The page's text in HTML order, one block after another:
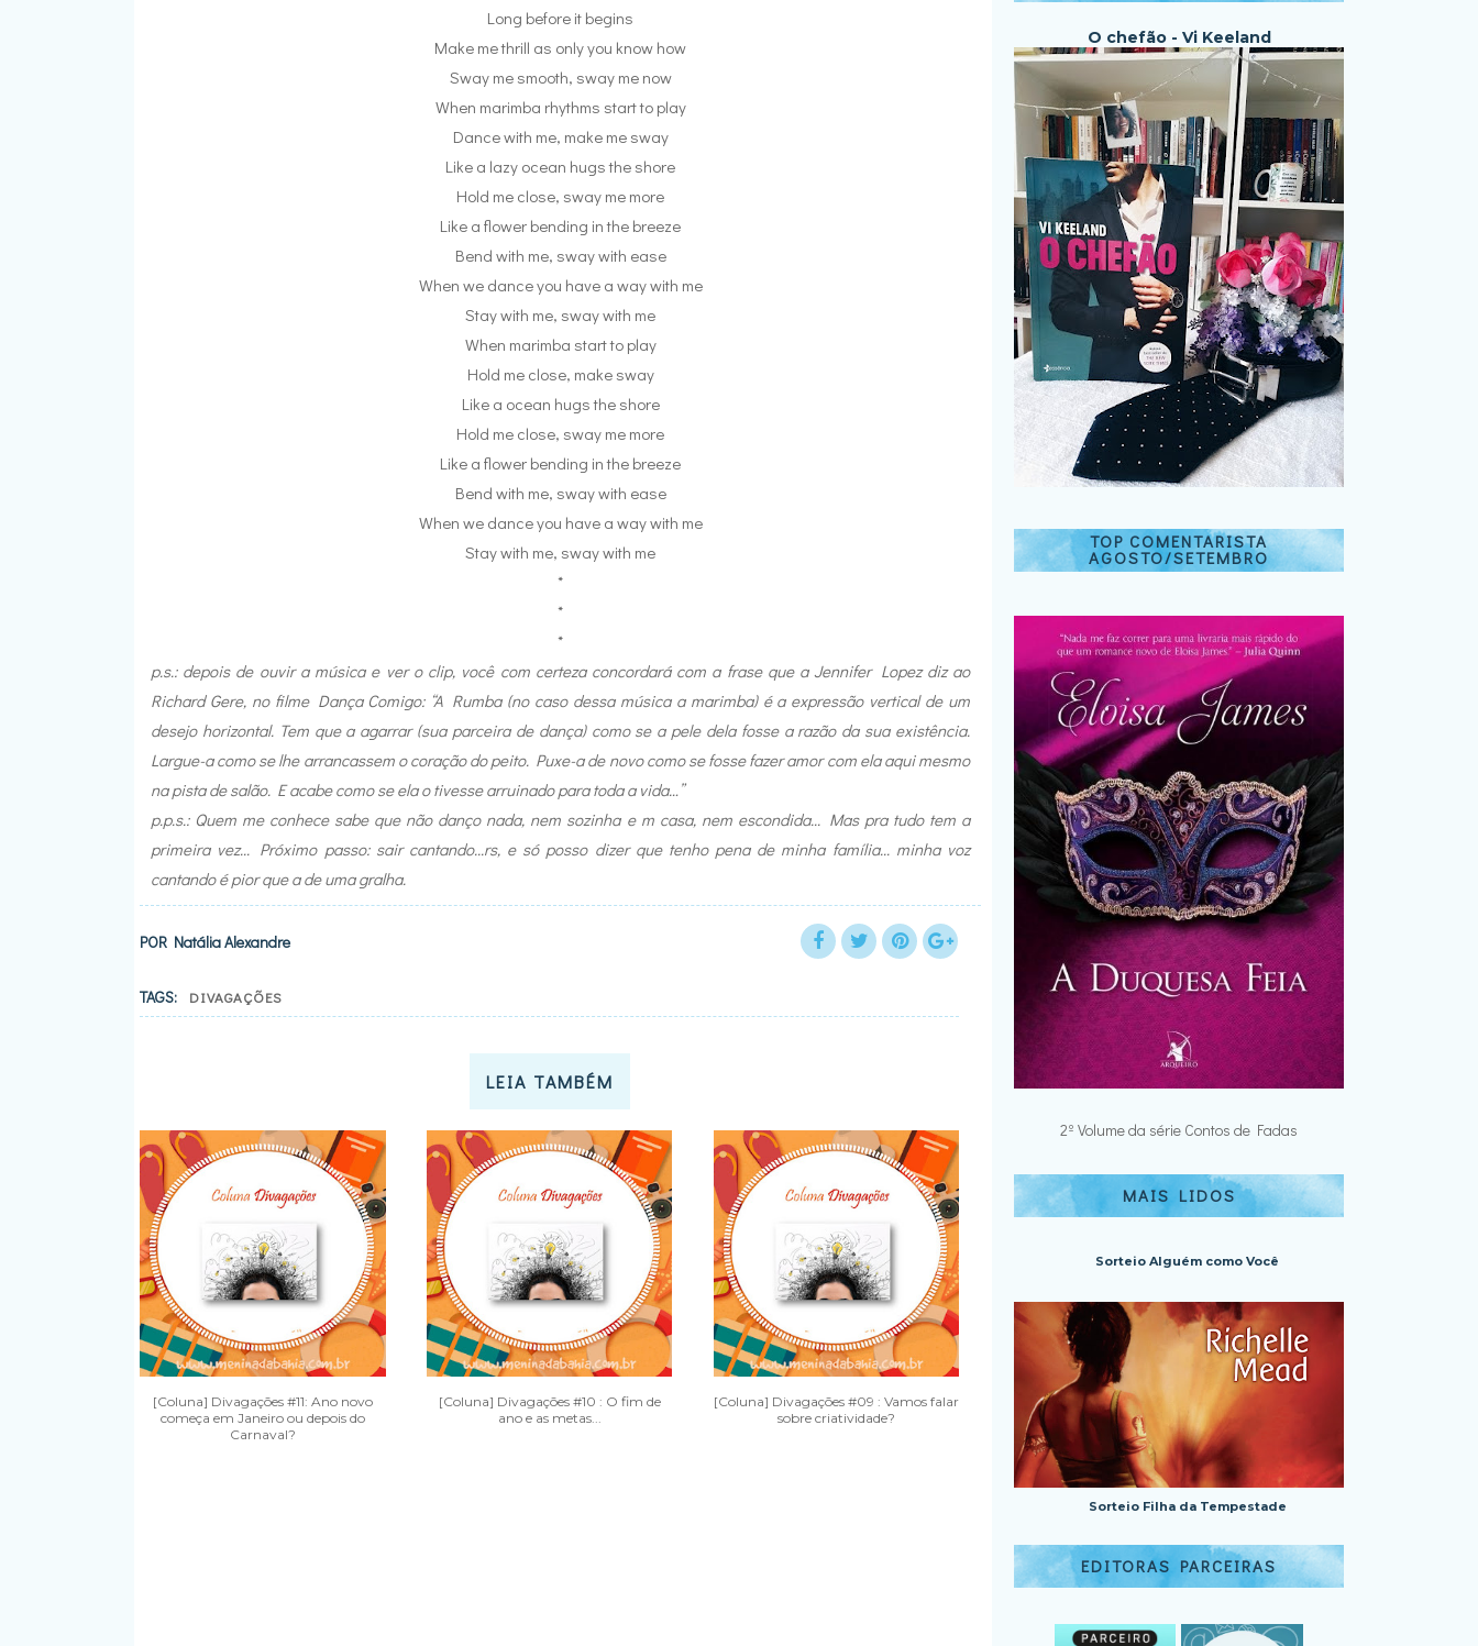
Long before it begins
Make me thrill as only you know how
Sway me smooth, sway me now
When marimba rhythms start to play
Dance with me, make me sway
Like a lazy ocean hugs the shore
Hold me close, sway me more
Like a flower bending in the breeze
Bend with me, sway with ease
When we dance you have a way with me
Stay with me, sway with me
When marimba start to play
Hold me close, make sway
Like a ocean hugs the shore
Hold me close, sway me more
Like a flower bending in the breeze
Bend with me, sway with ease
When we dance you have a way with me
Stay with me, sway with me
*
*
*
p.s.: depois de ouvir a música e ver o clip, você com certeza concordará com a frase que a Jennifer Lopez diz ao
Richard Gere, no filme Dança Comigo: “A Rumba (no caso dessa música a marimba) é a expressão vertical de um
desejo horizontal. Tem que a agarrar (sua parceira de dança) como se a pele dela fosse a razão da sua existência.
Largue-a como se lhe arrancassem o coração do peito. Puxe-a de novo como se fosse fazer amor com ela aqui mesmo
na pista de salão. E acabe como se ela o tivesse arruinado para toda a vida…”
p.p.s.: Quem me conhece sabe que não danço nada, nem sozinha e m casa, nem escondida... Mas pra tudo tem a
primeira vez... Próximo passo: sair cantando...rs, e só posso dizer que tenho pena de minha família... minha voz
cantando é pior que a de uma gralha.
POR Natália Alexandre
TAGS: DIVAGAÇÕES
LEIA TAMBÉM
[Coluna] Divagações #11: Ano novo
começa em Janeiro ou depois do
Carnaval?
[Coluna] Divagações #10 : O fim de
ano e as metas...
[Coluna] Divagações #09 : Vamos falar
sobre criatividade?
O chefão - Vi Keeland
TOP COMENTARISTA
AGOSTO/SETEMBRO
2º Volume da série Contos de Fadas
MAIS LIDOS
Sorteio Alguém como Você
Sorteio Filha da Tempestade
EDITORAS PARCEIRAS